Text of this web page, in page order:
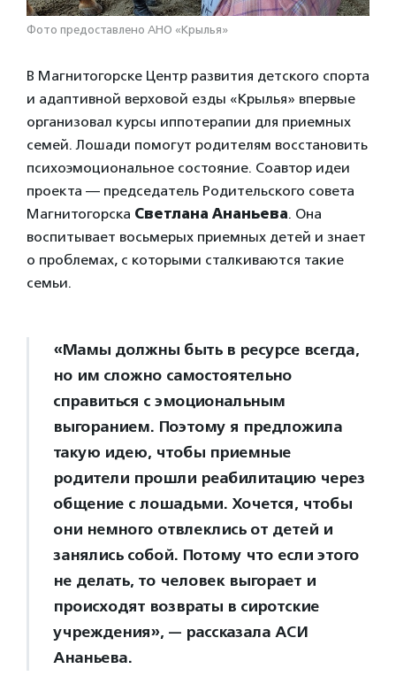
Фото предоставлено АНО «Крылья»
В Магнитогорске Центр развития детского спорта
и адаптивной верховой езды «Крылья» впервые
организовал курсы иппотерапии для приемных
семей. Лошади помогут родителям восстановить
психоэмоциональное состояние. Соавтор идеи
проекта — председатель Родительского совета
Магнитогорска Светлана Ананьева. Она
воспитывает восьмерых приемных детей и знает
о проблемах, с которыми сталкиваются такие
семьи.
«Мамы должны быть в ресурсе всегда,
но им сложно самостоятельно
справиться с эмоциональным
выгоранием. Поэтому я предложила
такую идею, чтобы приемные
родители прошли реабилитацию через
общение с лошадьми. Хочется, чтобы
они немного отвлеклись от детей и
занялись собой. Потому что если этого
не делать, то человек выгорает и
происходят возвраты в сиротские
учреждения», — рассказала АСИ
Ананьева.